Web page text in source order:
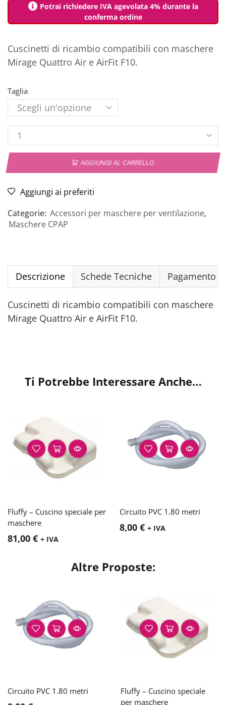
Potrai richiedere IVA agevolata 4% durante la
conferma ordine
Cuscinetti di ricambio compatibili con maschere
Mirage Quattro Air e AirFit F10.
Taglia
AGGIUNGI AL CARRELLO
Aggiungi ai preferiti
Categorie: Accessori per maschere per ventilazione,
Maschere CPAP
Descrizione Schede Tecniche Pagamento
Cuscinetti di ricambio compatibili con maschere
Mirage Quattro Air e AirFit F10.
Ti Potrebbe Interessare Anche…
Fluffy – Cuscino speciale per
maschere
81,00 € + IVA
Circuito PVC 1.80 metri
8,00 € + IVA
Altre Proposte:
Circuito PVC 1.80 metri
Fluffy – Cuscino speciale
per maschere